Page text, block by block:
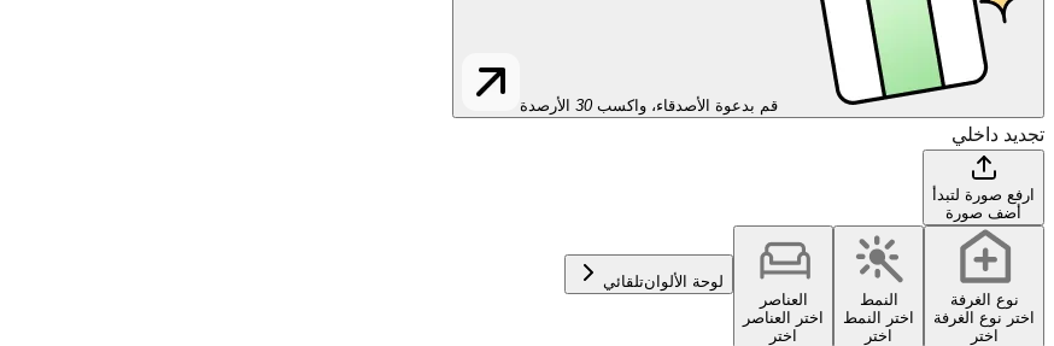
قم بدعوة الأصدقاء، واكسب 30 الأرصدة
تجديد داخلي
ارفع صورة لتبدأ
أضف صورة
نوع الغرفة
اختر نوع الغرفة
اختر
النمط
اختر النمط
اختر
العناصر
اختر العناصر
اختر
لوحة الألوانتلقائي